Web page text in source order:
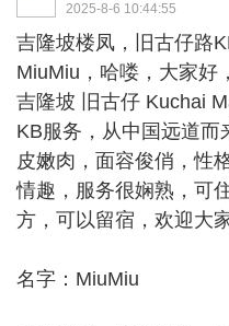
2025-8-6 10:44:55
吉隆坡楼凤 ，旧古仔路
MiuMiu，哈喽，大家好
吉隆坡 旧古仔 Kuchai
KB服务，从中国远道而
皮嫩肉，面容俊俏，性
情趣，服务很娴熟，可
方，可以留宿，欢迎大
名字：MiuMiu